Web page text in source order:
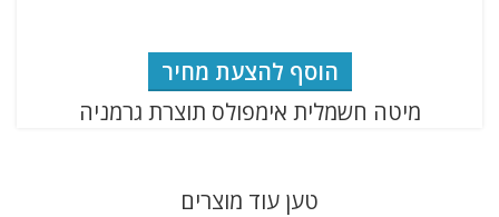
הוסף להצעת מחיר
מיטה חשמלית אימפולס תוצרת גרמניה
טען עוד מוצרים